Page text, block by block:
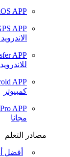
APP
APP
APP
APP
كمبيوتر
APP
مجانا
مصادر التعلم
أفضل